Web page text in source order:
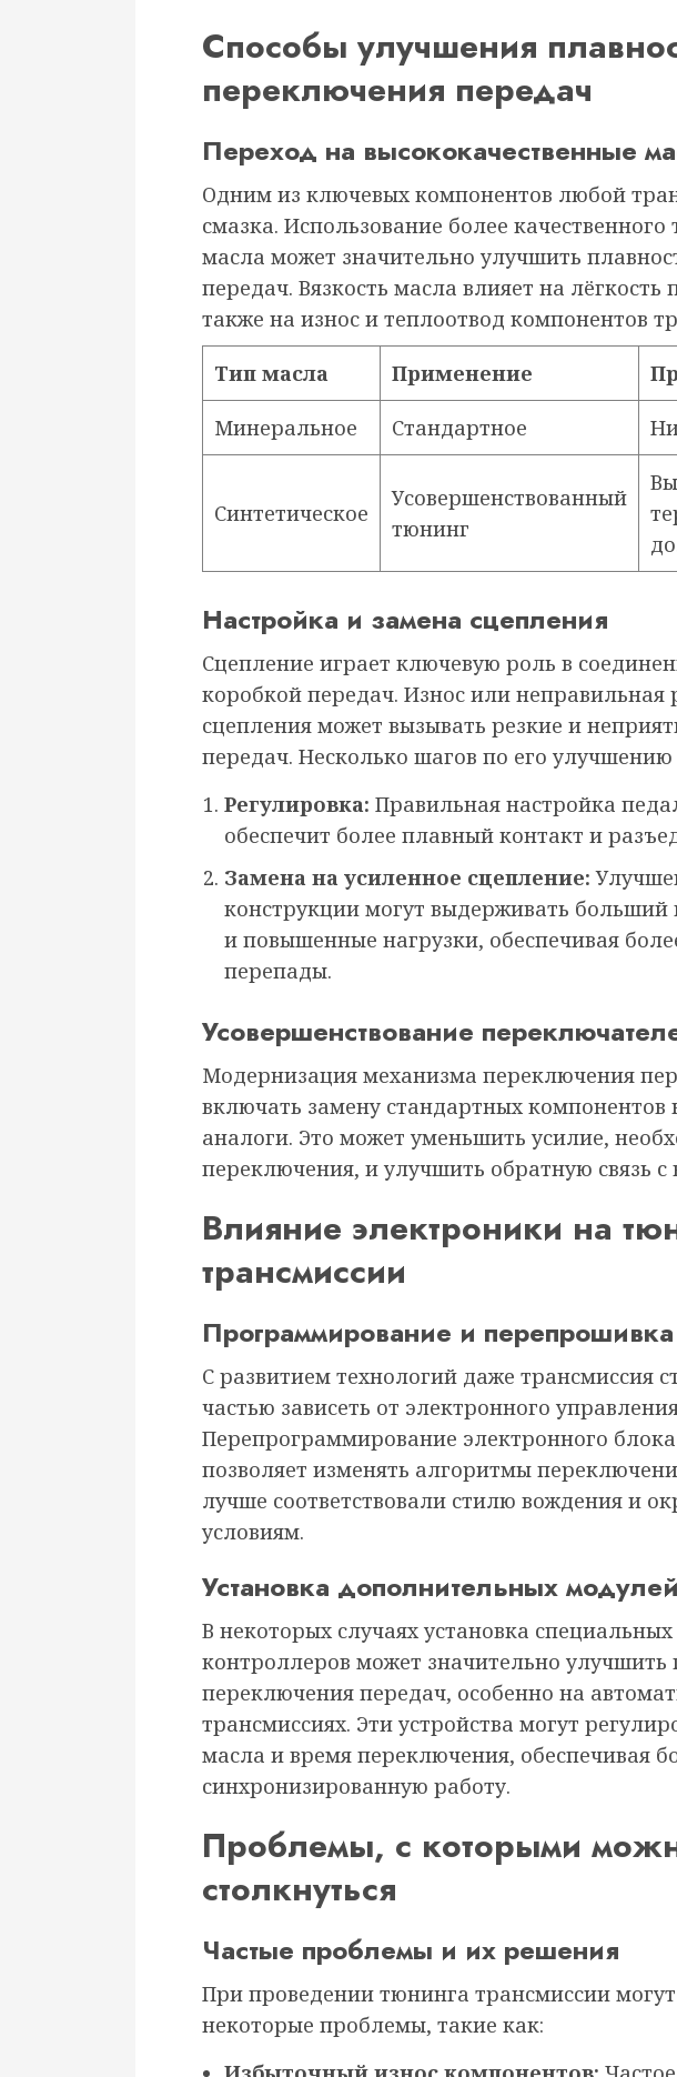
Способы улучшения
переключения передач
Переход на высококачественные
Одним из ключевых компонентов любой
смазка. Использование более
масла может значительно улучшить
передач. Вязкость масла влияет на лёгкость
также на износ и теплоотвод компонентов
Тип масла Применение
Минеральное Стандартное
Синтетическое
Усовершенствованный
тюнинг
Настройка и замена сцепления
Сцепление играет ключевую роль в
коробкой передач. Износ или неправильная
сцепления может вызывать резкие и
передач. Несколько шагов по его
Регулировка: Правильная настройка
обеспечит более плавный контакт и
Замена на усиленное сцепление:
конструкции могут выдерживать
и повышенные нагрузки, обеспечивая
перепады.
Усовершенствование
Модернизация механизма переключения
включать замену стандартных компонентов
аналоги. Это может уменьшить усилие,
переключения, и улучшить обратную связь с
Влияние электроники на
трансмиссии
Программирование и
С развитием технологий даже трансмиссия
частью зависеть от электронного
Перепрограммирование электронного
позволяет изменять алгоритмы
лучше соответствовали стилю вождения и
условиям.
Установка дополнительных модулей
В некоторых случаях установка
контроллеров может значительно улучшить
переключения передач, особенно на
трансмиссиях. Эти устройства могут
масла и время переключения, обеспечивая
синхронизированную работу.
Проблемы, с которыми
столкнуться
Частые проблемы и их решения
При проведении тюнинга трансмиссии
некоторые проблемы, такие как: